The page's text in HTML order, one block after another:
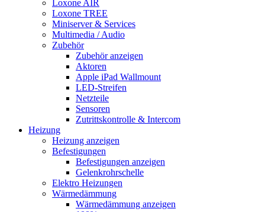
Loxone AIR
Loxone TREE
Miniserver & Services
Multimedia / Audio
Zubehör
Zubehör anzeigen
Aktoren
Apple iPad Wallmount
LED-Streifen
Netzteile
Sensoren
Zutrittskontrolle & Intercom
Heizung
Heizung anzeigen
Befestigungen
Befestigungen anzeigen
Gelenkrohrschelle
Elektro Heizungen
Wärmedämmung
Wärmedämmung anzeigen